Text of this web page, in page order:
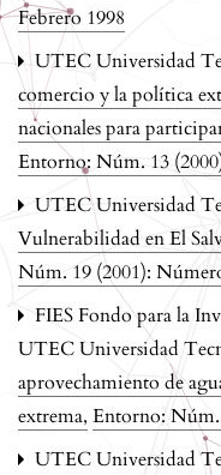
Febrero 1998
UTEC Universidad
comercio y la política
nacionales para
Entorno: Núm. 13
UTEC Universidad
Vulnerabilidad en El
Núm. 19 (2001):
FIES Fondo para la
UTEC Universidad
aprovechamiento de
extrema, Entorno: Núm.
UTEC Universidad